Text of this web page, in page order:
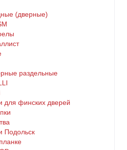
(дверные)
раздельные
для финских дверей
Подольск